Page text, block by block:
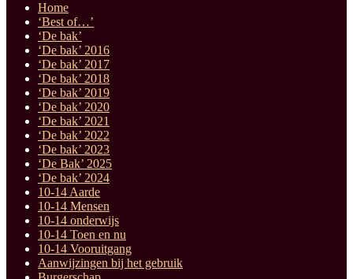
Home
‘Best of…’
‘De bak’
‘De bak’ 2016
‘De bak’ 2017
‘De bak’ 2018
‘De bak’ 2019
‘De bak’ 2020
‘De bak’ 2021
‘De bak’ 2022
‘De bak’ 2023
‘De Bak’ 2025
‘De bak’ 2024
10-14 Aarde
10-14 Mensen
10-14 onderwijs
10-14 Toen en nu
10-14 Vooruitgang
Aanwijzingen bij het gebruik